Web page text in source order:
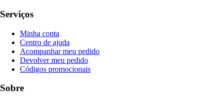
Serviços
Minha conta
Centro de ajuda
Acompanhar meu pedido
Devolver meu pedido
Códigos promocionais
Sobre